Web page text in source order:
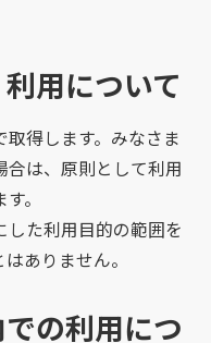
用について
得します。みなさま
は、原則として利用
。
した利用目的の範囲を
ありません。
の利用につ